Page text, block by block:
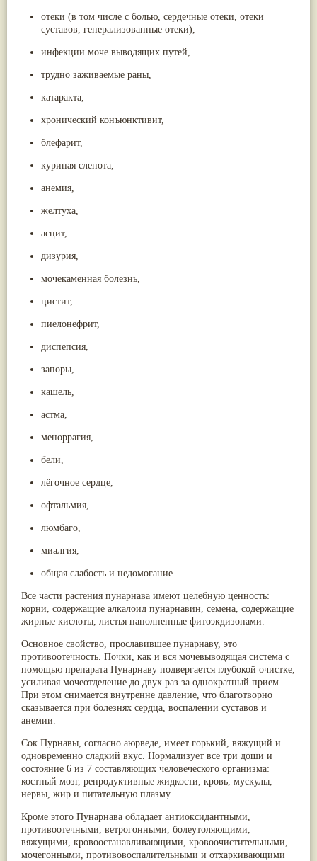
отеки (в том числе с болью, сердечные отеки, отеки
суставов, генерализованные отеки),
инфекции моче выводящих путей,
трудно заживаемые раны,
катаракта,
хронический конъюнктивит,
блефарит,
куриная слепота,
анемия,
желтуха,
асцит,
дизурия,
мочекаменная болезнь,
цистит,
пиелонефрит,
диспепсия,
запоры,
кашель,
астма,
меноррагия,
бели,
лёгочное сердце,
офтальмия,
люмбаго,
миалгия,
общая слабость и недомогание.
Все части растения пунарнава имеют целебную ценность:
корни, содержащие алкалоид пунарнавин, семена, содержащие
жирные кислоты, листья наполненные фитоэкдизонами.
Основное свойство, прославившее пунарнаву, это
противоотечность. Почки, как и вся мочевыводящая система с
помощью препарата Пунарнаву подвергается глубокой очистке,
усиливая мочеотделение до двух раз за однократный прием.
При этом снимается внутренне давление, что благотворно
сказывается при болезнях сердца, воспалении суставов и
анемии.
Сок Пурнавы, согласно аюрведе, имеет горький, вяжущий и
одновременно сладкий вкус. Нормализует все три доши и
состояние 6 из 7 составляющих человеческого организма:
костный мозг, репродуктивные жидкости, кровь, мускулы,
нервы, жир и питательную плазму.
Кроме этого Пунарнава обладает антиоксидантными,
противоотечными, ветрогонными, болеутоляющими,
вяжущими, кровоостанавливающими, кровоочистительными,
мочегонными, противовоспалительными и отхаркивающими